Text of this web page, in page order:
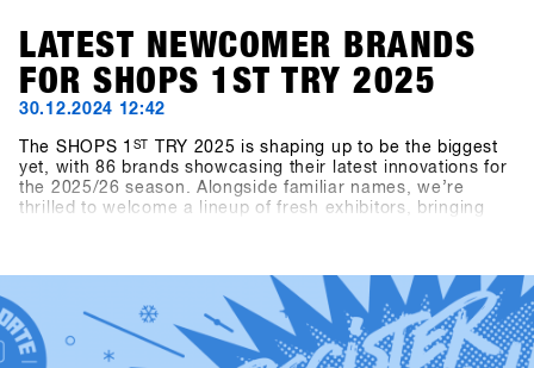
LATEST NEWCOMER BRANDS
FOR SHOPS 1ST TRY 2025
30.12.2024 12:42
The SHOPS 1 ST
TRY 2025 is shaping up to be the biggest
yet, with 86 brands showcasing their latest innovations for
the 2025/26 season. Alongside familiar names, we’re
thrilled to welcome a lineup of fresh exhibitors, bringing
Bone Binding and bottles from Swoam Bottles, as well as
re-engineered protection gear from ruroc and cosy gloves
by Deathgrip complete the variety of productsSoon these
brands will upload their products, make sure sign up to